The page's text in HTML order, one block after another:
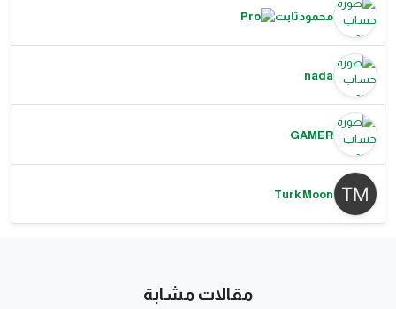
محمود ثابت
nada
GAMER
Turk Moon
مقالات مشابة